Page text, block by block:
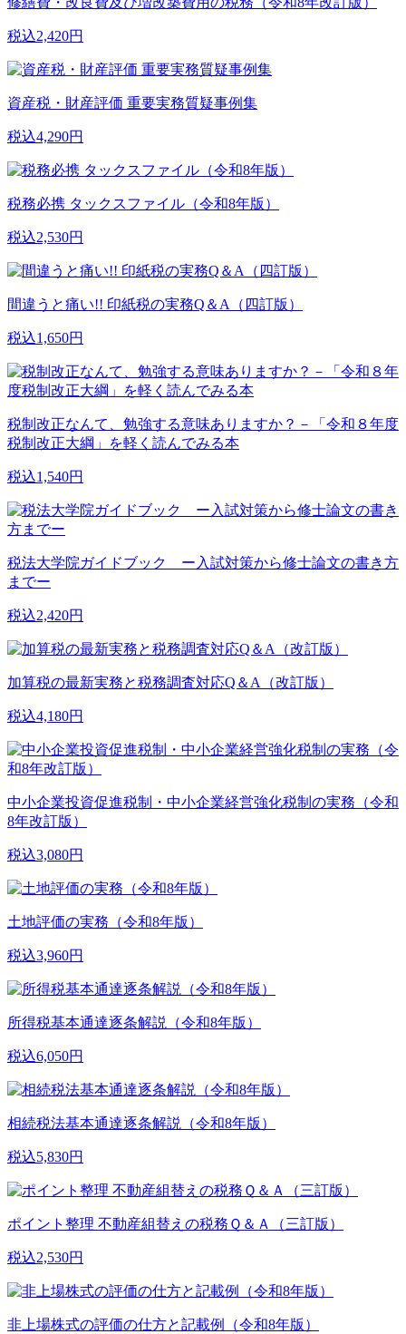
税込2,420円
資産税・財産評価 重要実務質疑事例集
税込4,290円
税務必携 タックスファイル（令和8年版）
税込2,530円
間違うと痛い!! 印紙税の実務Q＆A（四訂版）
税込1,650円
税制改正なんて、勉強する意味ありますか？－「令和８年度
税制改正大綱」を軽く読んでみる本
税込1,540円
税法大学院ガイドブック ー入試対策から修士論文の書き方
までー
税込2,420円
加算税の最新実務と税務調査対応Q＆A（改訂版）
税込4,180円
中小企業投資促進税制・中小企業経営強化税制の実務（令和
8年改訂版）
税込3,080円
土地評価の実務（令和8年版）
税込3,960円
所得税基本通達逐条解説（令和8年版）
税込6,050円
相続税法基本通達逐条解説（令和8年版）
税込5,830円
ポイント整理 不動産組替えの税務Ｑ＆Ａ（三訂版）
税込2,530円
非上場株式の評価の仕方と記載例（令和8年版）